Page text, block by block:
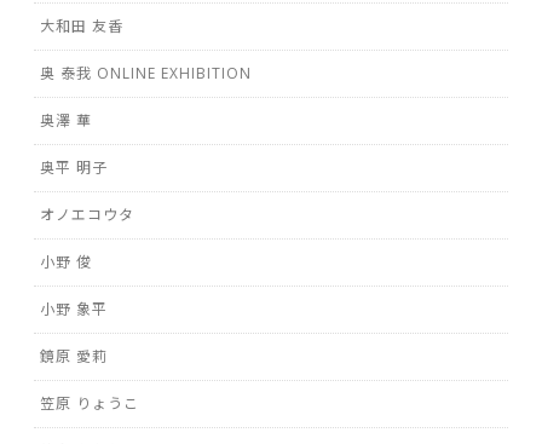
大和田 友香
奥 泰我 ONLINE EXHIBITION
奥澤 華
奥平 明子
オノエコウタ
小野 俊
小野 象平
鏡原 愛莉
笠原 りょうこ